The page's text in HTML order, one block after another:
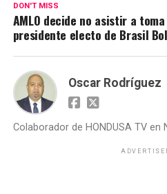
DON'T MISS
AMLO decide no asistir a
presidente electo de Brasil
Oscar Rodríguez
Colaborador de HONDUSA TV en